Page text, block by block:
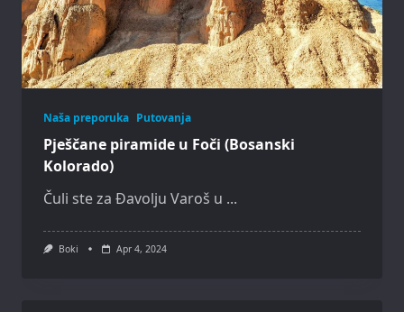
Naša preporuka Putovanja
Pješčane piramide u Foči (Bosanski
Kolorado)
Čuli ste za Đavolju Varoš u ...
Boki Apr 4, 2024